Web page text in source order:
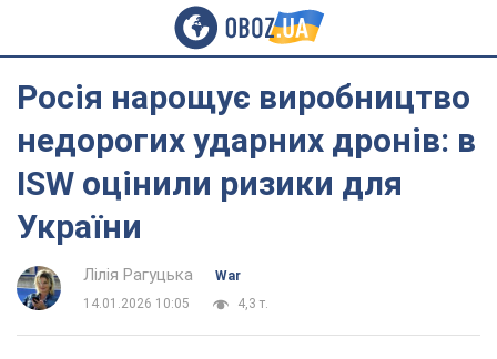
Росія нарощує виробництво
недорогих ударних дронів: в
ISW оцінили ризики для
України
Лілія Рагуцька
War
14.01.2026 10:05
4,3 т.